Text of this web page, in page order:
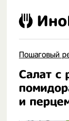
Пошаговый
Салат с
и